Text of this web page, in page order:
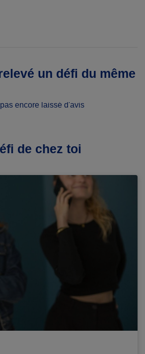
un défi du même
encore laissé d'avis
de chez toi